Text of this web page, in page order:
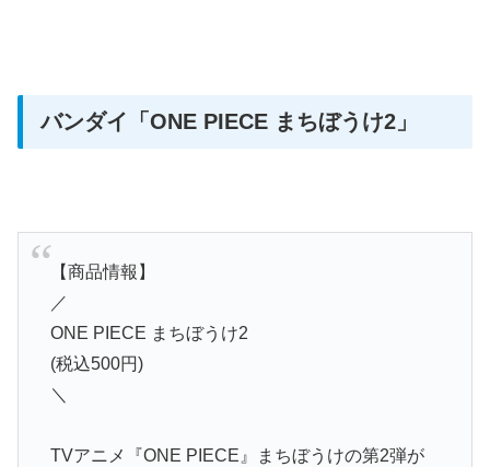
バンダイ 「ONE PIECE まちぼうけ2」
【商品情報】
／
ONE PIECE まちぼうけ2
(税込500円)
＼
TVアニメ『ONE PIECE』まちぼうけの第2弾が